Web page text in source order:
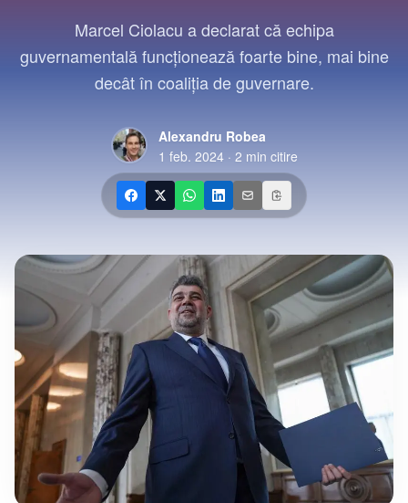
Marcel Ciolacu a declarat că echipa
guvernamentală funcţionează foarte bine, mai bine
decât în coaliţia de guvernare.
Alexandru Robea
1 feb. 2024· 2 min citire